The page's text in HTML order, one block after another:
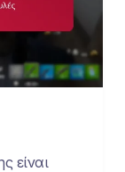
είναι